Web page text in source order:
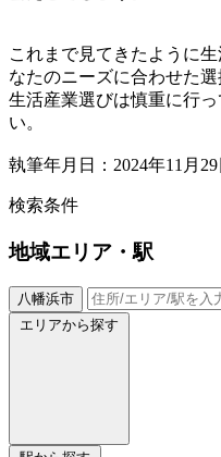
これまで見てきたように
なたのニーズに合わせた選
生活産業選びは慎重に行
い。
執筆年月日：2024年11月29
検索条件
地域エリア・駅
八幡浜市
エリアから探す